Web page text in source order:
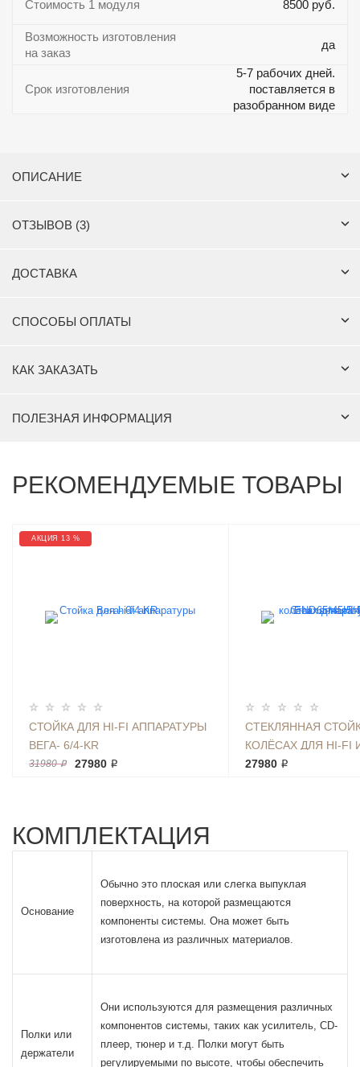
Стоимость 1 модуля 8500 руб.
Возможность изготовления
на заказ
да
Срок изготовления
5-7 рабочих дней.
поставляется в
разобранном виде
ОПИСАНИЕ
ОТЗЫВОВ (3)
ДОСТАВКА
СПОСОБЫ ОПЛАТЫ
КАК ЗАКАЗАТЬ
ПОЛЕЗНАЯ ИНФОРМАЦИЯ
РЕКОМЕНДУЕМЫЕ ТОВАРЫ
АКЦИЯ 13 %
СТОЙКА ДЛЯ HI-FI АППАРАТУРЫ
ВЕГА- 6/4-KR
31980 ₽ 27980 ₽
СТЕКЛЯННАЯ
КОЛЁСАХ ДЛЯ HI-FI
АППАРАТУРЫ ТК
27980 ₽
КОМПЛЕКТАЦИЯ
Основание
Обычно это плоская или слегка выпуклая
поверхность, на которой размещаются
компоненты системы. Она может быть
изготовлена из различных материалов.
Полки или
держатели
Они используются для размещения различных
компонентов системы, таких как усилитель, CD-
плеер, тюнер и т.д. Полки могут быть
регулируемыми по высоте, чтобы обеспечить